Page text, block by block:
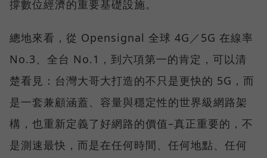
撐數位經濟的重要基礎設施。
總地來看，從 Opensignal 全球 4G／5G 在線率
No.3、全台 No.1，到六項第一的肯定，可以清
楚看見：台灣大哥大打造的不只是更快的 5G，而
是一套兼顧涵蓋、容量與穩定性的世界級網路架
構，也重新定義了好網路的價值–真正重要的，不
是測速最快，而是在任何時間、任何地點、任何